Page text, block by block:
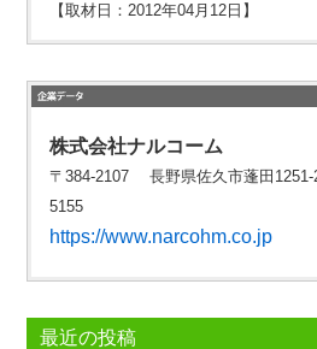
【取材日：2012年04月12日】
株式会社ナルコーム
〒384-2107 長野県佐久市蓬田
5155
https://www.narcohm.co.jp
最近の投稿